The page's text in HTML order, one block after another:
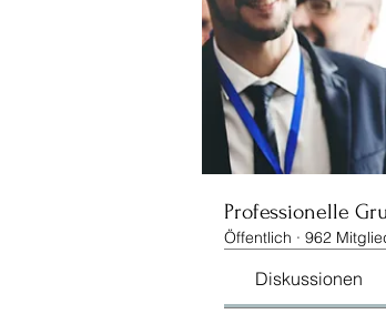
Professionelle
Öffentlich · 962
Diskussionen